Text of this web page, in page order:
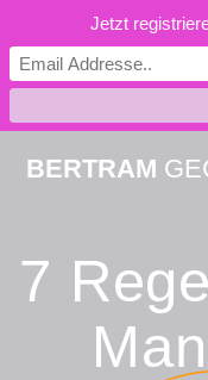
BERTRAM
7
Jetzt